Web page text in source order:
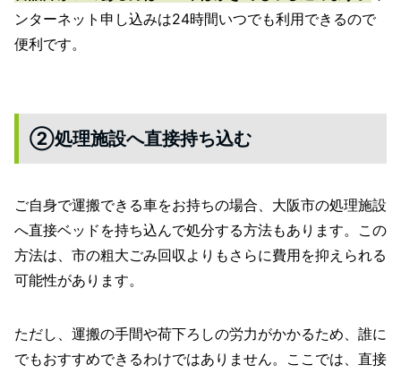
ンターネット申し込みは24時間いつでも利用できるので
便利です。
②処理施設へ直接持ち込む
ご自身で運搬できる車をお持ちの場合、大阪市の処理施設
へ直接ベッドを持ち込んで処分する方法もあります。この
方法は、市の粗大ごみ回収よりもさらに費用を抑えられる
可能性があります。
ただし、運搬の手間や荷下ろしの労力がかかるため、誰に
でもおすすめできるわけではありません。ここでは、直接